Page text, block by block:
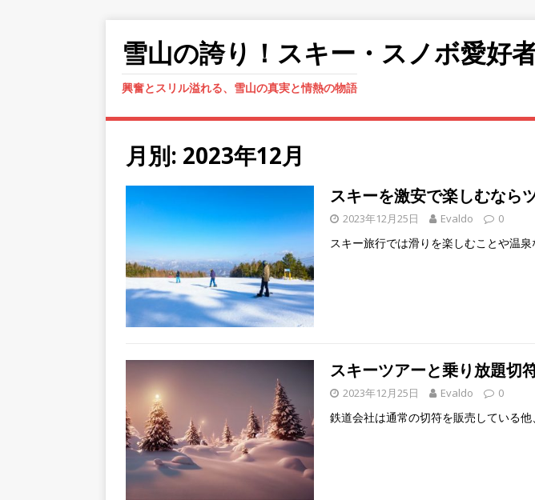
雪山の誇り！スキー・スノボ愛好
興奮とスリル溢れる、雪山の真実と情熱の物語
月別: 2023年12月
スキーを激安で楽しむなら
2023年12月25日 Evaldo 0
スキー旅行では滑りを楽しむことや温
スキーツアーと乗り放題切
2023年12月25日 Evaldo 0
鉄道会社は通常の切符を販売している